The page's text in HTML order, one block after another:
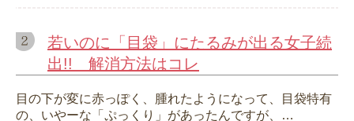
若いのに「目袋」にたるみが出る女子続
出!! 解消方法はコレ
目の下が変に赤っぽく、腫れたようになって、目袋特有
の、いやーな「ぷっくり」があったんですが、…